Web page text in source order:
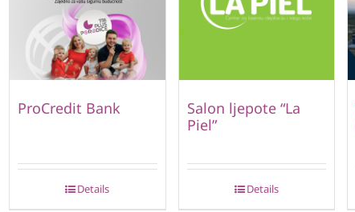
ProCredit Bank
Details
Salon ljepote “La
Piel”
Details